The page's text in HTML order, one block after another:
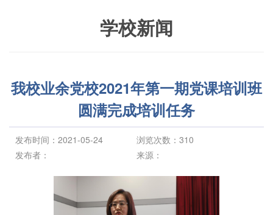
学校新闻
我校业余党校2021年第一期党课培训班
圆满完成培训任务
发布时间：2021-05-24 浏览次数： 310
发布者：
来源：